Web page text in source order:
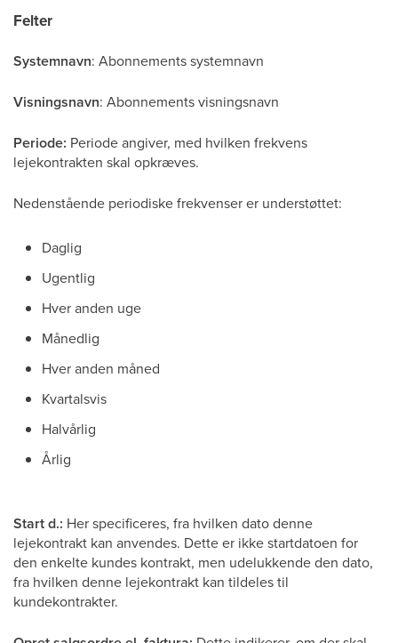
Felter
Systemnavn: Abonnements systemnavn
Visningsnavn: Abonnements visningsnavn
Periode: Periode angiver, med hvilken frekvens
lejekontrakten skal opkræves.
Nedenstående periodiske frekvenser er understøttet:
Daglig
Ugentlig
Hver anden uge
Månedlig
Hver anden måned
Kvartalsvis
Halvårlig
Årlig
Start d.: Her specificeres, fra hvilken dato denne
lejekontrakt kan anvendes. Dette er ikke startdatoen for
den enkelte kundes kontrakt, men udelukkende den dato,
fra hvilken denne lejekontrakt kan tildeles til
kundekontrakter.